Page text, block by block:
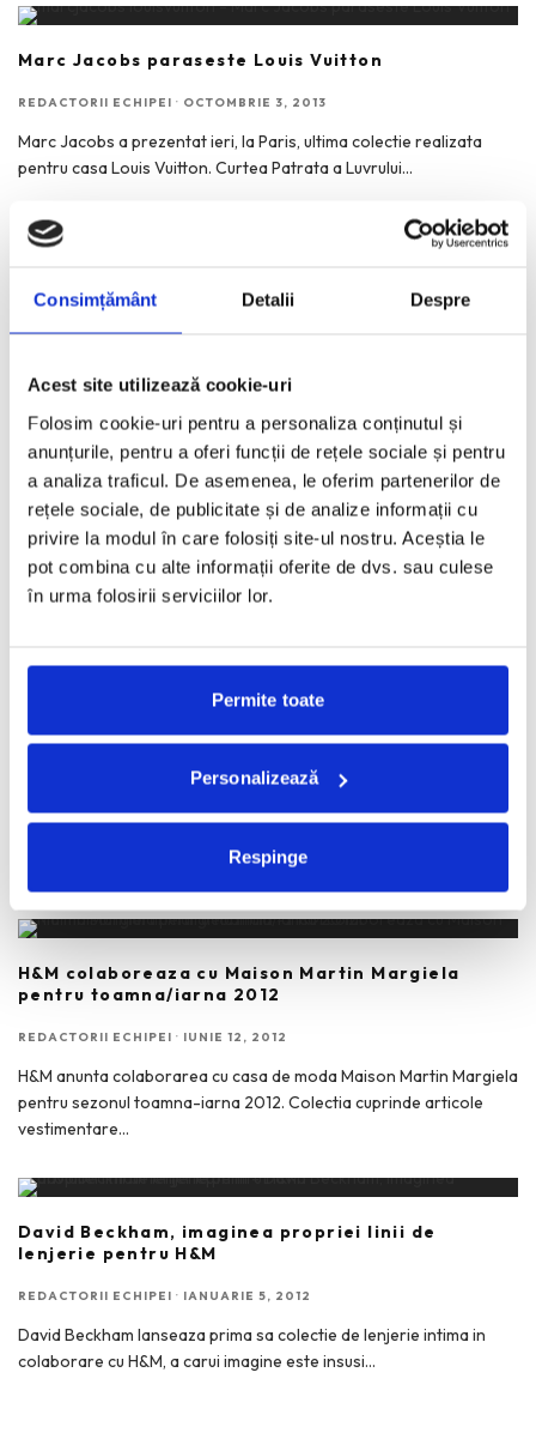
Consimțământ Detalii Despre
Acest site utilizează cookie-uri
Folosim cookie-uri pentru a personaliza conținutul și
anunțurile, pentru a oferi funcții de rețele sociale și pentru
a analiza traficul. De asemenea, le oferim partenerilor de
rețele sociale, de publicitate și de analize informații cu
privire la modul în care folosiți site-ul nostru. Aceștia le
pot combina cu alte informații oferite de dvs. sau culese
în urma folosirii serviciilor lor.
Permite toate
Personalizează
Respinge
Marc Jacobs paraseste Louis Vuitton
REDACTORII ECHIPEI · OCTOMBRIE 3, 2013
Marc Jacobs a prezentat ieri, la Paris, ultima colectie realizata
pentru casa Louis Vuitton. Curtea Patrata a Luvrului...
REDACTORII ECHIPEI
David Lynch. Celebrul regizor a cooptat-o pe artista
Lansarea Maison Martin Margiela with H&M la New
York
REDACTORII ECHIPEI OCTOMBRIE 24, 2012
Colaborarea dintre Maison Martin Margiela si H&M a fost
LANA DEL REY, imaginea campaniei H&M in
aceasta toamna
AUGUST 20, 2012
Lana Del Rey, unul dintre marile nume din lumea muzicii
H&M colaboreaza cu Maison Martin Margiela
pentru toamna/iarna 2012
REDACTORII ECHIPEI · IUNIE 12, 2012
H&M anunta colaborarea cu casa de moda Maison Martin Margiela
pentru sezonul toamna-iarna 2012. Colectia cuprinde articole
vestimentare...
David Beckham, imaginea propriei linii de
lenjerie pentru H&M
REDACTORII ECHIPEI · IANUARIE 5, 2012
David Beckham lanseaza prima sa colectie de lenjerie intima in
colaborare cu H&M, a carui imagine este insusi...